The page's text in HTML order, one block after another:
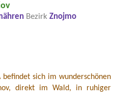
Bezirk Znojmo
befindet sich im wunderschönen
direkt im Wald, in ruhiger